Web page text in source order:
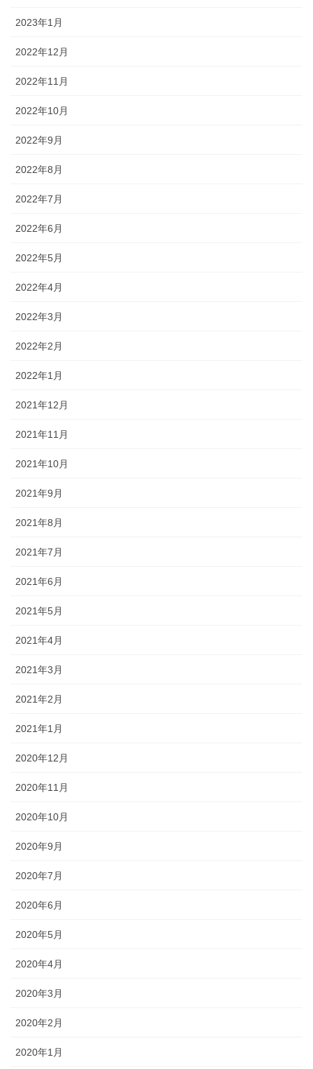
2023年1月
2022年12月
2022年11月
2022年10月
2022年9月
2022年8月
2022年7月
2022年6月
2022年5月
2022年4月
2022年3月
2022年2月
2022年1月
2021年12月
2021年11月
2021年10月
2021年9月
2021年8月
2021年7月
2021年6月
2021年5月
2021年4月
2021年3月
2021年2月
2021年1月
2020年12月
2020年11月
2020年10月
2020年9月
2020年7月
2020年6月
2020年5月
2020年4月
2020年3月
2020年2月
2020年1月